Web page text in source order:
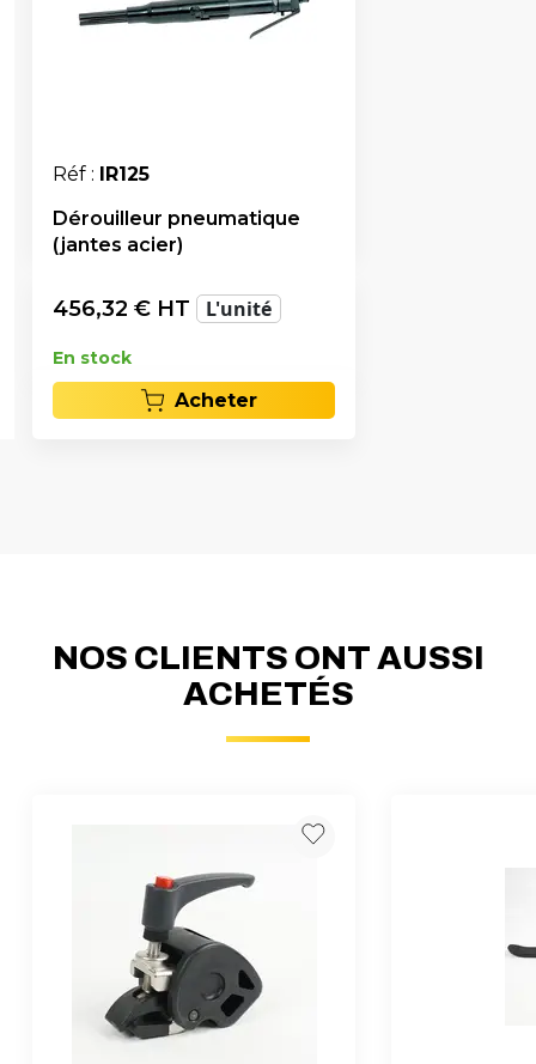
Réf : IR125
Dérouilleur pneumatique
(jantes acier)
456,32 € HT L'unité
En stock
Acheter
NOS CLIENTS ONT AUSSI
ACHETÉS